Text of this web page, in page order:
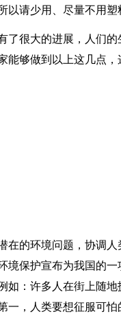
请少用、尽量不用塑
了很大的进展，人们
能够做到以上这几点
在的环境问题，协调
境保护宣布为我国的
如：许多人在街上随
一，人类要想征服可